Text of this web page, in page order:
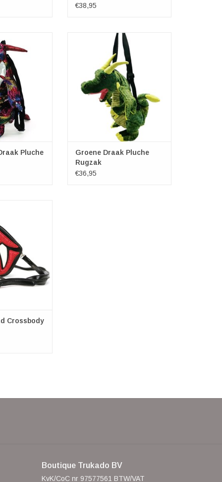
Critters
€38,95
Pluche Rugzak
50cm
ca. 20cm
vleugels
18cm
WINKELWAGEN
Pluche
Groene Draak Pluche Rugzak
Afmetingen:
Lengte ca. 50cm
Breedte lijf ca. 20cm
Breedte met gespreide vleugels
ca. 42cm
Hoogte ca. 18cm
TOEVOEGEN AAN WINKELWAGEN
Groene Draak Pluche
Rugzak
€36,95
5cm
WINKELWAGEN
Crossbody
Boutique Trukado BV
KvK/CoC nr 97577561 BTW/VAT